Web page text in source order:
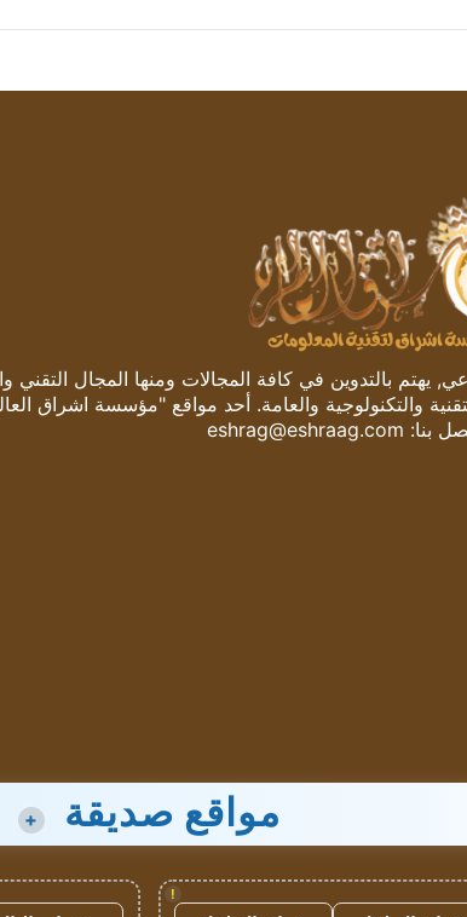
يهتم بالتدوين في كافة المجالات ومنها المجال التقني
والتكنولوجية والعامة. أحد مواقع "مؤسسة اشراق
بنا: eshrag@eshraag.com
مواقع صديقة +
!